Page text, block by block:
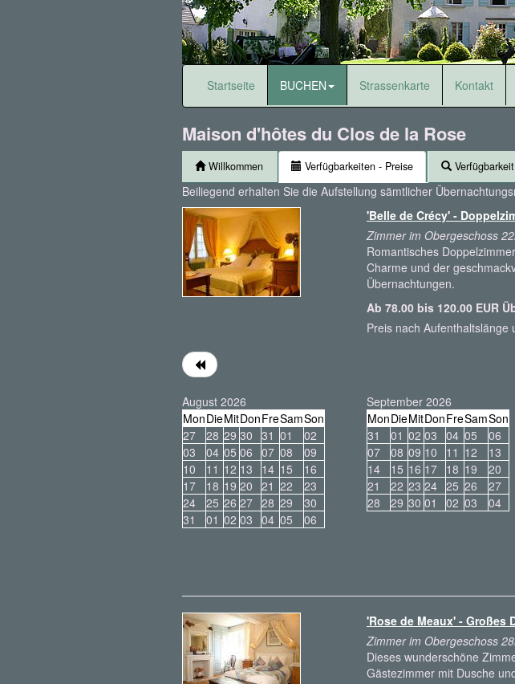
Startseite BUCHEN Strassenkarte Kontakt
Maison d'hôtes du Clos de la Rose
Willkommen Verfügbarkeiten - Preise Verfügbarkeit
Beiliegend erhalten Sie die Aufstellung sämtlicher
'Belle de Crécy' -
Zimmer im Obergeschoss
Romantisches
Charme und der
Übernachtungen.
Ab 78.00 bis 120.00 EUR
Preis nach Aufenthaltslänge
August 2026
MonDieMitDonFreSamSon
27
28 29 30 31 01
02
03
04 05 06 07 08
09
10
11 12 13 14 15
16
17
18 19 20 21 22
23
24
25 26 27 28 29
30
31
01 02 03 04 05 06
September 2026
MonDieMitDonFreSamSon
31
01 02 03 04 05
06
07
08 09 10 11 12
13
14
15 16 17 18 19
20
21
22 23 24 25 26
27
28
29 30 01 02 03 04
'Rose de Meaux' - Großes
Zimmer im Obergeschoss
Dieses wunderschöne
Gästezimmer mit Dusche